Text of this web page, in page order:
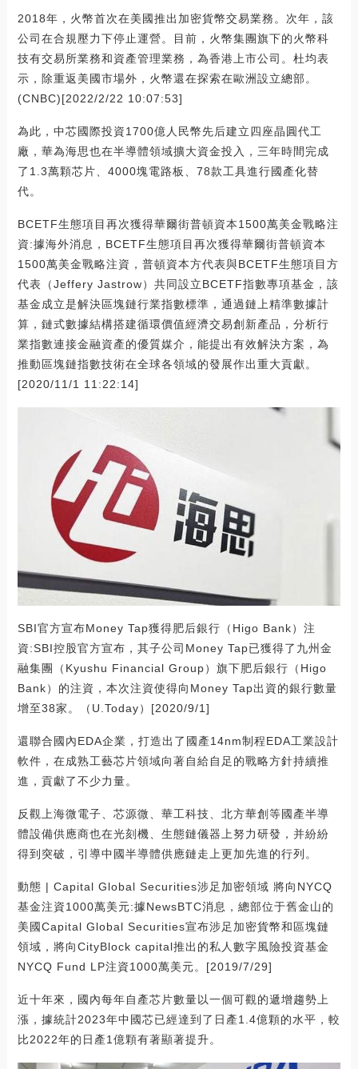
2018年，火幣首次在美國推出加密貨幣交易業務。次年，該
公司在合規壓力下停止運營。目前，火幣集團旗下的火幣科
技有交易所業務和資產管理業務，為香港上市公司。杜均表
示，除重返美國市場外，火幣還在探索在歐洲設立總部。
(CNBC)[2022/2/22 10:07:53]
為此，中芯國際投資1700億人民幣先后建立四座晶圓代工
廠，華為海思也在半導體領域擴大資金投入，三年時間完成
了1.3萬顆芯片、4000塊電路板、78款工具進行國產化替
代。
BCETF生態項目再次獲得華爾街普頓資本1500萬美金戰略注
資:據海外消息，BCETF生態項目再次獲得華爾街普頓資本
1500萬美金戰略注資，普頓資本方代表與BCETF生態項目方
代表（Jeffery Jastrow）共同設立BCETF指數專項基金，該
基金成立是解決區塊鏈行業指數標準，通過鏈上精準數據計
算，鏈式數據結構搭建循環價值經濟交易創新產品，分析行
業指數連接金融資產的優質媒介，能提出有效解決方案，為
推動區塊鏈指數技術在全球各領域的發展作出重大貢獻。
[2020/11/1 11:22:14]
SBI官方宣布Money Tap獲得肥后銀行（Higo Bank）注
資:SBI控股官方宣布，其子公司Money Tap已獲得了九州金
融集團（Kyushu Financial Group）旗下肥后銀行（Higo
Bank）的注資，本次注資使得向Money Tap出資的銀行數量
增至38家。（U.Today）[2020/9/1]
還聯合國內EDA企業，打造出了國產14nm制程EDA工業設計
軟件，在成熟工藝芯片領域向著自給自足的戰略方針持續推
進，貢獻了不少力量。
反觀上海微電子、芯源微、華工科技、北方華創等國產半導
體設備供應商也在光刻機、生態鏈儀器上努力研發，并紛紛
得到突破，引導中國半導體供應鏈走上更加先進的行列。
動態 | Capital Global Securities涉足加密領域 將向NYCQ
基金注資1000萬美元:據NewsBTC消息，總部位于舊金山的
美國Capital Global Securities宣布涉足加密貨幣和區塊鏈
領域，將向CityBlock capital推出的私人數字風險投資基金
NYCQ Fund LP注資1000萬美元。[2019/7/29]
近十年來，國內每年自產芯片數量以一個可觀的遞增趨勢上
漲，據統計2023年中國芯已經達到了日產1.4億顆的水平，較
比2022年的日產1億顆有著顯著提升。